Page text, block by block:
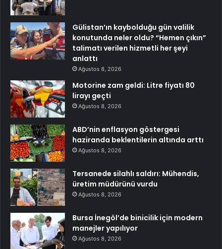
Gülistan’ın kaybolduğu gün valilik
konutunda neler oldu? “Hemen çıkın”
talimatı verilen hizmetli her şeyi
anlattı
Ağustos 8, 2026
Motorine zam geldi: Litre fiyatı 80
lirayı geçti
Ağustos 8, 2026
ABD’nin enflasyon göstergesi
haziranda beklentilerin altında arttı
Ağustos 8, 2026
Tersanede silahlı saldırı: Mühendis,
üretim müdürünü vurdu
Ağustos 8, 2026
Bursa İnegöl’de binicilik için modern
manejler yapılıyor
Ağustos 8, 2026